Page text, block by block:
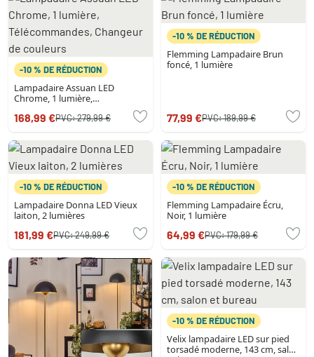
-10 % DE RÉDUCTION
Lampadaire Assuan LED
Chrome, 1 lumière,
Télécommandes, Changeur de
couleurs
168,99 €PVC:279,99 €
-10 % DE RÉDUCTION
Flemming Lampadaire Brun
foncé, 1 lumière
77,99 €PVC:189,99 €
-10 % DE RÉDUCTION
Lampadaire Donna LED Vieux
laiton, 2 lumières
181,99 €PVC:249,99 €
-10 % DE RÉDUCTION
Flemming Lampadaire Écru,
Noir, 1 lumière
64,99 €PVC:179,99 €
-10 % DE RÉDUCTION
Velix lampadaire LED sur pied
torsadé moderne, 143 cm, salon